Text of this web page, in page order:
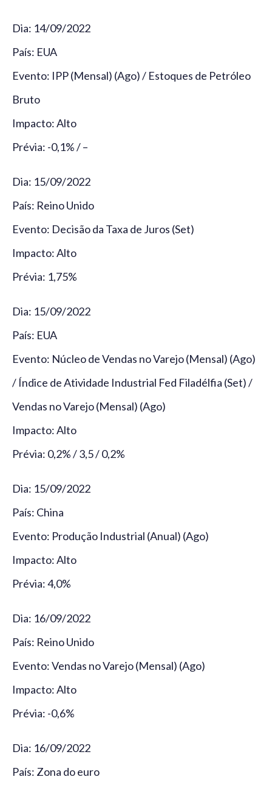
Dia: 14/09/2022
País: EUA
Evento: IPP (Mensal) (Ago) / Estoques de Petróleo
Bruto
Impacto: Alto
Prévia: -0,1% / –
Dia: 15/09/2022
País: Reino Unido
Evento: Decisão da Taxa de Juros (Set)
Impacto: Alto
Prévia: 1,75%
Dia: 15/09/2022
País: EUA
Evento: Núcleo de Vendas no Varejo (Mensal) (Ago)
/ Índice de Atividade Industrial Fed Filadélfia (Set) /
Vendas no Varejo (Mensal) (Ago)
Impacto: Alto
Prévia: 0,2% / 3,5 / 0,2%
Dia: 15/09/2022
País: China
Evento: Produção Industrial (Anual) (Ago)
Impacto: Alto
Prévia: 4,0%
Dia: 16/09/2022
País: Reino Unido
Evento: Vendas no Varejo (Mensal) (Ago)
Impacto: Alto
Prévia: -0,6%
Dia: 16/09/2022
País: Zona do euro